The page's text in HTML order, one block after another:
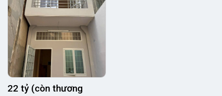
22 tỷ (còn thương